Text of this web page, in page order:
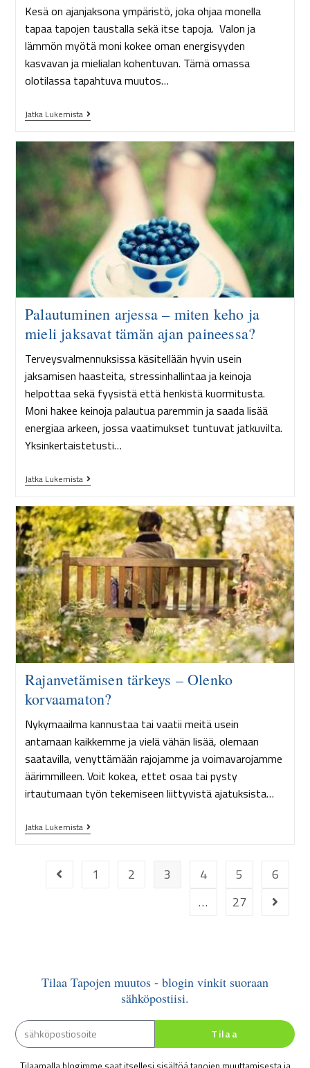
Kesä on ajanjaksona ympäristö, joka ohjaa monella
tapaa tapojen taustalla sekä itse tapoja. Valon ja
lämmön myötä moni kokee oman energisyyden
kasvavan ja mielialan kohentuvan. Tämä omassa
olotilassa tapahtuva muutos…
Jatka Lukemista
Palautuminen arjessa – miten keho ja
mieli jaksavat tämän ajan paineessa?
Terveysvalmennuksissa käsitellään hyvin usein
jaksamisen haasteita, stressinhallintaa ja keinoja
helpottaa sekä fyysistä että henkistä kuormitusta.
Moni hakee keinoja palautua paremmin ja saada lisää
energiaa arkeen, jossa vaatimukset tuntuvat jatkuvilta.
Yksinkertaistetusti…
Jatka Lukemista
Rajanvetämisen tärkeys – Olenko
korvaamaton?
Nykymaailma kannustaa tai vaatii meitä usein
antamaan kaikkemme ja vielä vähän lisää, olemaan
saatavilla, venyttämään rajojamme ja voimavarojamme
äärimmilleen. Voit kokea, ettet osaa tai pysty
irtautumaan työn tekemiseen liittyvistä ajatuksista…
Jatka Lukemista
1 2 3 4 5
6
…
27
Tilaa Tapojen muutos - blogin vinkit suoraan
sähköpostiisi.
Tilaa